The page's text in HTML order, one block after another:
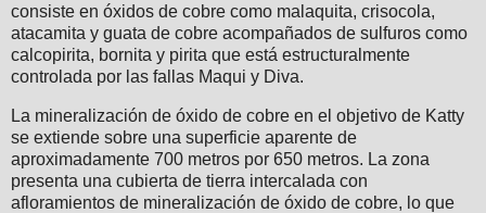
consiste en óxidos de cobre como malaquita, crisocola,
atacamita y guata de cobre acompañados de sulfuros como
calcopirita, bornita y pirita que está estructuralmente
controlada por las fallas Maqui y Diva.
La mineralización de óxido de cobre en el objetivo de Katty
se extiende sobre una superficie aparente de
aproximadamente 700 metros por 650 metros. La zona
presenta una cubierta de tierra intercalada con
afloramientos de mineralización de óxido de cobre, lo que